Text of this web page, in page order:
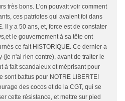
très bons. L'on pouvait voir comment
ces patriotes qui avaient foi dans
Il y a 50 ans, et, force est de constater
le gouvernement à sa tête ont
ce fait HISTORIQUE. Ce dernier a
(je n'ai rien contre), avant de traiter le
à fait scandaleux et méprisant pour
sont battus pour NOTRE LIBERTE!
des cocos et de la CGT, qui se
cette résistance, et mettre sur pied